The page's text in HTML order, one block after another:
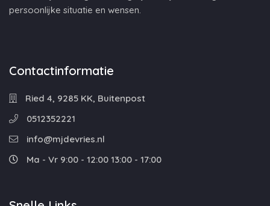
persoonlijke situatie en wensen.
Contactinformatie
Ried 4, 9285 KK, Buitenpost
0512352221
info@mjdevries.nl
Ma - Vr 9:00 - 12:00 13:00 - 17:00